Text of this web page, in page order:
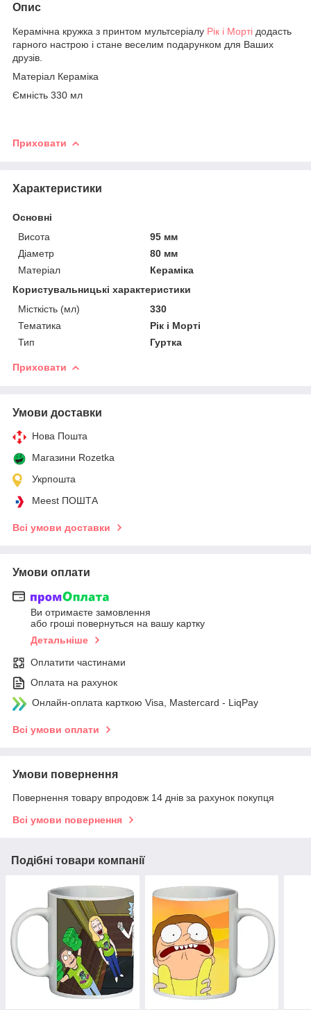
Опис
Керамічна кружка з принтом мультсеріалу Рік і Морті додасть
гарного настрою і стане веселим подарунком для Ваших
друзів.
Матеріал Кераміка
Ємність 330 мл
Приховати
Характеристики
Основні
Висота
95 мм
Діаметр
80 мм
Матеріал
Кераміка
Користувальницькі характеристики
Місткість (мл)
330
Тематика
Рік і Морті
Тип
Гуртка
Приховати
Умови доставки
Нова Пошта
Магазини Rozetka
Укрпошта
Meest ПОШТА
Всі умови доставки
Умови оплати
Ви отримаєте замовлення
або гроші повернуться на вашу картку
Детальніше
Оплатити частинами
Оплата на рахунок
Онлайн-оплата карткою Visa, Mastercard - LiqPay
Всі умови оплати
Умови повернення
Повернення товару впродовж 14 днів за рахунок покупця
Всі умови повернення
Подібні товари компанії